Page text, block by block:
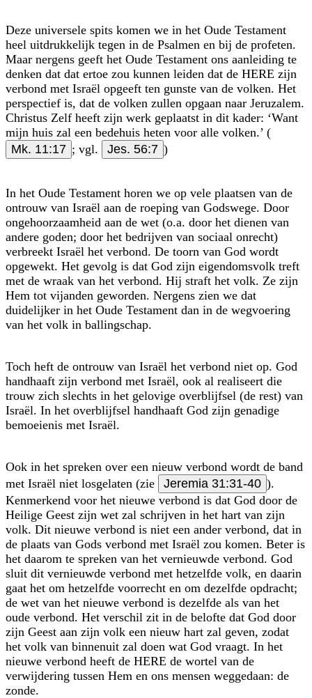
Deze universele spits komen we in het Oude Testament
heel uitdrukkelijk tegen in de Psalmen en bij de profeten.
Maar nergens geeft het Oude Testament ons aanleiding te
denken dat dat ertoe zou kunnen leiden dat de HERE zijn
verbond met Israël opgeeft ten gunste van de volken. Het
perspectief is, dat de volken zullen opgaan naar Jeruzalem.
Christus Zelf heeft zijn werk geplaatst in dit kader: ‘Want
mijn huis zal een bedehuis heten voor alle volken.’ (
Mk. 11:17 ; vgl. Jes. 56:7 )
In het Oude Testament horen we op vele plaatsen van de
ontrouw van Israël aan de roeping van Godswege. Door
ongehoorzaamheid aan de wet (o.a. door het dienen van
andere goden; door het bedrijven van sociaal onrecht)
verbreekt Israël het verbond. De toorn van God wordt
opgewekt. Het gevolg is dat God zijn eigendomsvolk treft
met de wraak van het verbond. Hij straft het volk. Ze zijn
Hem tot vijanden geworden. Nergens zien we dat
duidelijker in het Oude Testament dan in de wegvoering
van het volk in ballingschap.
Toch heft de ontrouw van Israël het verbond niet op. God
handhaaft zijn verbond met Israël, ook al realiseert die
trouw zich slechts in het gelovige overblijfsel (de rest) van
Israël. In het overblijfsel handhaaft God zijn genadige
bemoeienis met Israël.
Ook in het spreken over een nieuw verbond wordt de band
met Israël niet losgelaten (zie
Jeremia 31:31-40 ).
Kenmerkend voor het nieuwe verbond is dat God door de
Heilige Geest zijn wet zal schrijven in het hart van zijn
volk. Dit nieuwe verbond is niet een ander verbond, dat in
de plaats van Gods verbond met Israël zou komen. Beter is
het daarom te spreken van het vernieuwde verbond. God
sluit dit vernieuwde verbond met hetzelfde volk, en daarin
gaat het om hetzelfde voorrecht en om dezelfde opdracht;
de wet van het nieuwe verbond is dezelfde als van het
oude verbond. Het verschil zit in de belofte dat God door
zijn Geest aan zijn volk een nieuw hart zal geven, zodat
het volk van binnenuit zal doen wat God vraagt. In het
nieuwe verbond heeft de HERE de wortel van de
verwijdering tussen Hem en ons mensen weggedaan: de
zonde.